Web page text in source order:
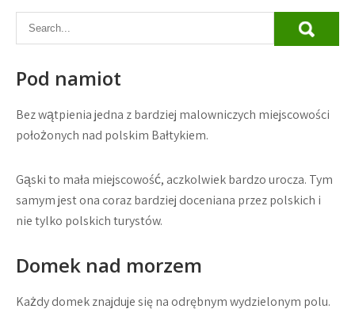
Pod namiot
Bez wątpienia jedna z bardziej malowniczych miejscowości
położonych nad polskim Bałtykiem.
Gąski to mała miejscowość, aczkolwiek bardzo urocza. Tym
samym jest ona coraz bardziej doceniana przez polskich i
nie tylko polskich turystów.
Domek nad morzem
Każdy domek znajduje się na odrębnym wydzielonym polu.